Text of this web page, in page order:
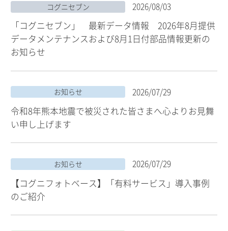
コグニセブン 2026/08/03
「コグニセブン」 最新データ情報 2026年8月提供
データメンテナンスおよび8月1日付部品情報更新の
お知らせ
お知らせ 2026/07/29
令和8年熊本地震で被災された皆さまへ心よりお見舞
い申し上げます
お知らせ 2026/07/29
【コグニフォトベース】「有料サービス」導入事例
のご紹介